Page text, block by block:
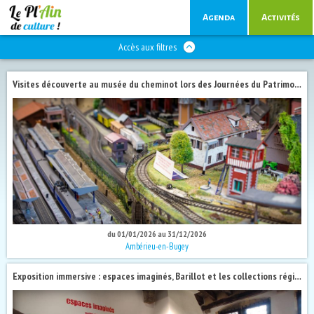
Agenda Activités
Accès aux filtres
Visites découverte au musée du cheminot lors des Journées du Patrimoine 2026
du 01/01/2026 au 31/12/2026
Ambérieu-en-Bugey
Exposition immersive : espaces imaginés, Barillot et les collections régionales